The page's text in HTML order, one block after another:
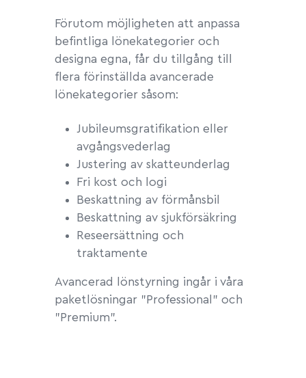
Förutom möjligheten att anpassa
befintliga lönekategorier och
designa egna, får du tillgång till
flera förinställda avancerade
lönekategorier såsom:
Jubileumsgratifikation eller
avgångsvederlag
Justering av skatteunderlag
Fri kost och logi
Beskattning av förmåns bil
Beskattning av sjukförsäkring
Reseersättning och
traktamente
Avancerad lönstyrning ingår i våra
paketlösningar "Professional" och
"Premium".